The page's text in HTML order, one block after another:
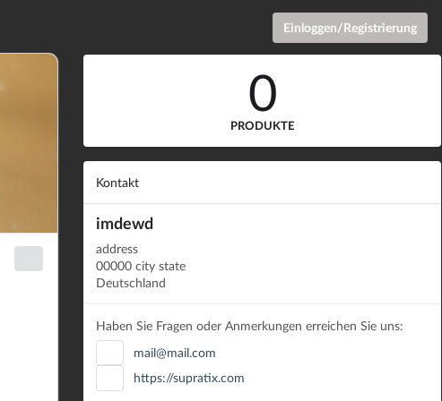
Einloggen/Registrierung
0
PRODUKTE
Kontakt
imdewd
address
00000 city state
Deutschland
Haben Sie Fragen oder Anmerkungen erreichen Sie uns:
mail@mail.com
https://supratix.com